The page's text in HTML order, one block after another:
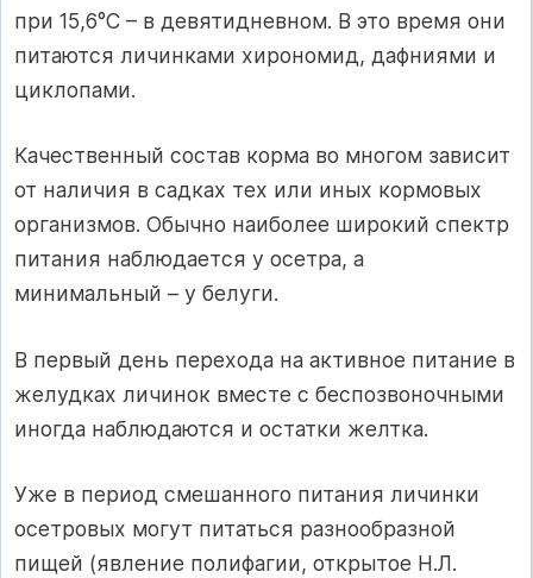
при 15,6°С – в девятидневном. В это время они
питаются личинками хирономид, дафниями и
циклопами.
Качественный состав корма во многом зависит
от наличия в садках тех или иных кормовых
организмов. Обычно наиболее широкий спектр
питания наблюдается у осетра, а
минимальный – у белуги.
В первый день перехода на активное питание в
желудках личинок вместе с беспозвоночными
иногда наблюдаются и остатки желтка.
Уже в период смешанного питания личинки
осетровых могут питаться разнообразной
пищей (явление полифагии, открытое Н.Л.